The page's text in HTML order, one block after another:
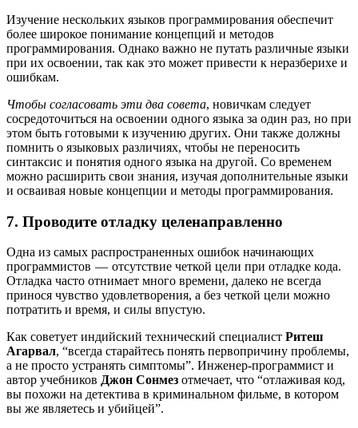
Изучение нескольких языков программирования обеспечит
более широкое понимание концепций и методов
программирования. Однако важно не путать различные языки
при их освоении, так как это может привести к неразберихе и
ошибкам.
Чтобы согласовать эти два совета, новичкам следует
сосредоточиться на освоении одного языка за один раз, но при
этом быть готовыми к изучению других. Они также должны
помнить о языковых различиях, чтобы не переносить
синтаксис и понятия одного языка на другой. Со временем
можно расширить свои знания, изучая дополнительные языки
и осваивая новые концепции и методы программирования.
7. Проводите отладку целенаправленно
Одна из самых распространенных ошибок начинающих
программистов — отсутствие четкой цели при отладке кода.
Отладка часто отнимает много времени, далеко не всегда
принося чувство удовлетворения, а без четкой цели можно
потратить и время, и силы впустую.
Как советует индийский технический специалист Ритеш
Агарвал, “всегда старайтесь понять первопричину проблемы,
а не просто устранять симптомы”. Инженер-программист и
автор учебников Джон Сонмез отмечает, что “отлаживая код,
вы похожи на детектива в криминальном фильме, в котором
вы же являетесь и убийцей”.